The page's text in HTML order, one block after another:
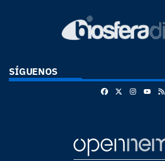
SÍGUENOS
FacebookInstagram